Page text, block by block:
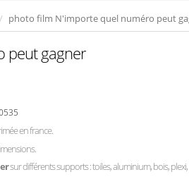
photo film N'importe quel numéro peut
peut gagner
en france.
sur différents supports : toiles, aluminium, bois,